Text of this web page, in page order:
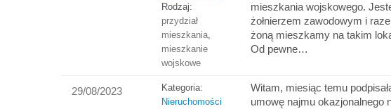
Rodzaj:
przydział
mieszkania,
mieszkanie
wojskowe
mieszkania wojskowego.
żołnierzem zawodowym i
żoną mieszkamy na takim
Od pewne…
29/08/2023
Kategoria:
Nieruchomości
Witam, miesiąc temu
umowę najmu okazjonalnego